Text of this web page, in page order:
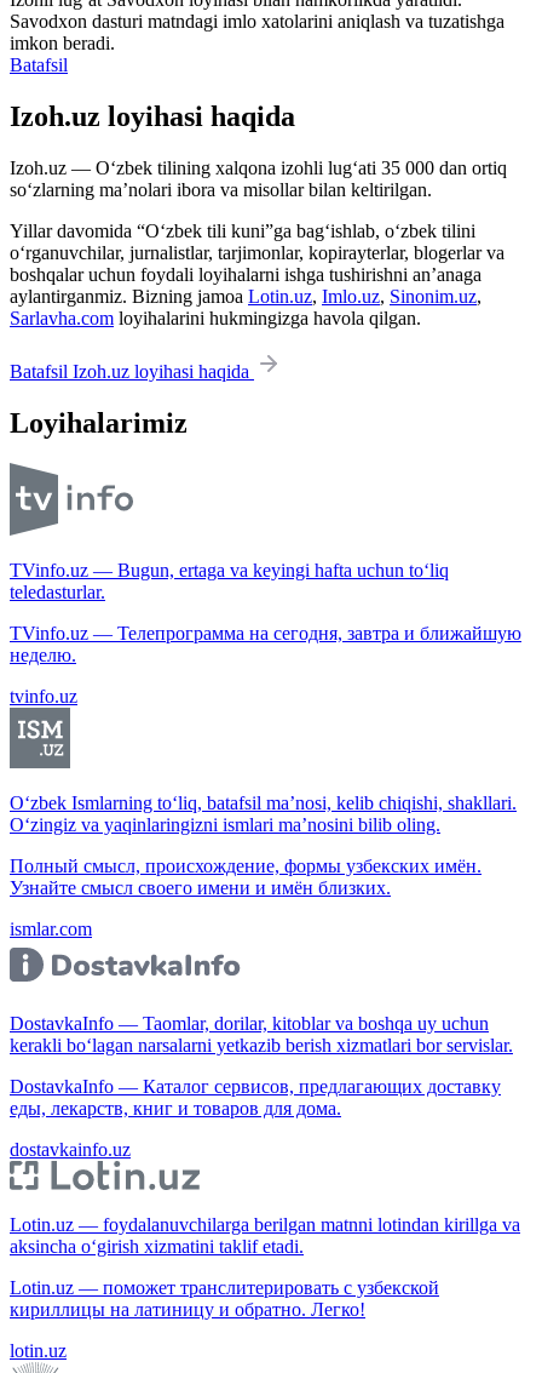
Savodxon dasturi matndagi imlo xatolarini aniqlash va tuzatishga
imkon beradi.
Batafsil
Izoh.uz loyihasi haqida
Izoh.uz — O‘zbek tilining xalqona izohli lug‘ati 35 000 dan ortiq
so‘zlarning ma’nolari ibora va misollar bilan keltirilgan.
Yillar davomida “O‘zbek tili kuni”ga bag‘ishlab, o‘zbek tilini
o‘rganuvchilar, jurnalistlar, tarjimonlar, kopirayterlar, blogerlar va
boshqalar uchun foydali loyihalarni ishga tushirishni an’anaga
aylantirganmiz. Bizning jamoa Lotin.uz, Imlo.uz, Sinonim.uz,
Sarlavha.com loyihalarini hukmingizga havola qilgan.
Batafsil Izoh.uz loyihasi haqida
Loyihalarimiz
TVinfo.uz — Bugun, ertaga va keyingi hafta uchun to‘liq
teledasturlar.
TVinfo.uz — Телепрограмма на сегодня, завтра и ближайшую
неделю.
tvinfo.uz
O‘zbek Ismlarning to‘liq, batafsil ma’nosi, kelib chiqishi, shakllari.
O‘zingiz va yaqinlaringizni ismlari ma’nosini bilib oling.
Полный смысл, происхождение, формы узбекских имён.
Узнайте смысл своего имени и имён близких.
ismlar.com
DostavkaInfo — Taomlar, dorilar, kitoblar va boshqa uy uchun
kerakli bo‘lagan narsalarni yetkazib berish xizmatlari bor servislar.
DostavkaInfo — Каталог сервисов, предлагающих доставку
еды, лекарств, книг и товаров для дома.
dostavkainfo.uz
Lotin.uz — foydalanuvchilarga berilgan matnni lotindan kirillga va
aksincha o‘girish xizmatini taklif etadi.
Lotin.uz — поможет транслитерировать с узбекской
кириллицы на латиницу и обратно. Легко!
lotin.uz